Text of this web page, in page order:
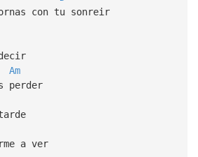
con tu sonreir
Am
perder
a ver